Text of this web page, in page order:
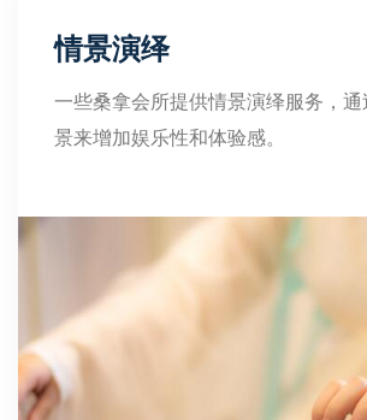
情景演绎
一些桑拿会所提供情景演绎服务，
景来增加娱乐性和体验感。